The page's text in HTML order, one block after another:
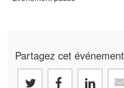
Partagez cet événement